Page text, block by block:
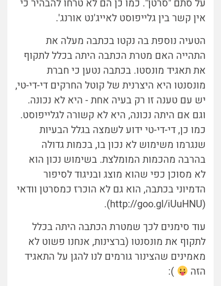
על סתם "סרטן". כמו כן הם לא טרחו להבהיר כי
אין קשר בין גלייפוסט לאייג'נט אורנג'.
הטעיה נוספת בה נקטו בכתבה מעלה את
התהייה האם מטרת הכתבה היתה בכלל לתקוף
את תאגיד מונסטו. בכתבה נטען כי חברת
מונסנטו היא היצרנית של קוטל החרקים די-די-טי,
יש עם טענה זו רק בעיה אחת - היא לא נכונה.
וגם אם היתה נכונה, היא לא קשורה לגלייפוסט.
כמו כן, די-די-טי ידוע לשמצה בגלל הבעיות
שנגרמו משימוש לא נכון בו, בכמות גדולה
בהרבה מהכמות המומלצת. בשימוש נכון הוא
לא מסוכן כפי שהוא מוצג ובניגוד לסיפור
הדמיוני בכתבה, הוא גם לא הוכרז כמסרטן וודאי
(http://goo.gl/iUuHNU).
עוד סימנים לכך שמטרת הכתבה היתה בכלל
לתקוף את מונסנטו (ברצינות, אנחנו פשוט לא
מאמינים שהצינור גורמים לנו להגן על התאגיד
הזה
):